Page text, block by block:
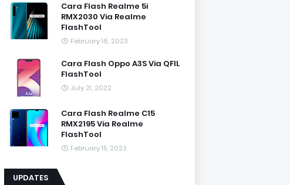
Cara Flash Realme 5i
RMX2030 Via Realme
FlashTool
February 16, 2023
Cara Flash Oppo A3S Via QFIL
FlashTool
July 21, 2022
Cara Flash Realme C15
RMX2195 Via Realme
FlashTool
February 15, 2023
UPDATES